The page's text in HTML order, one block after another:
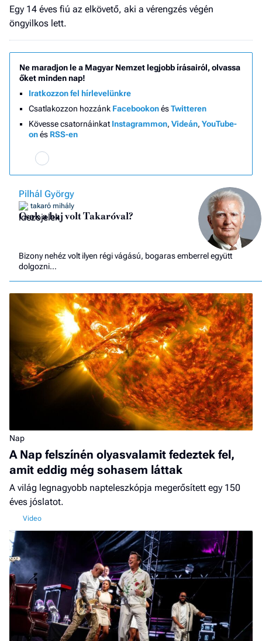
Egy 14 éves fiú az elkövető, aki a vérengzés végén
öngyilkos lett.
Ne maradjon le a Magyar Nemzet legjobb írásairól, olvassa
őket minden nap!
Iratkozzon fel hírlevelünkre
Csatlakozzon hozzánk FacebookonésTwitteren
Kövesse csatornáinkat Instagrammon, Videán, YouTube-
onés RSS-en
Pilhál György
takaró mihály
Csak a baj volt Takaróval?
Bizony nehéz volt ilyen régi vágású, bogaras emberrel együtt
dolgozni…
Nap
A Nap felszínén olyasvalamit fedeztek fel,
amit eddig még sohasem láttak
A világ legnagyobb napteleszkópja megerősített egy 150
éves jóslatot.